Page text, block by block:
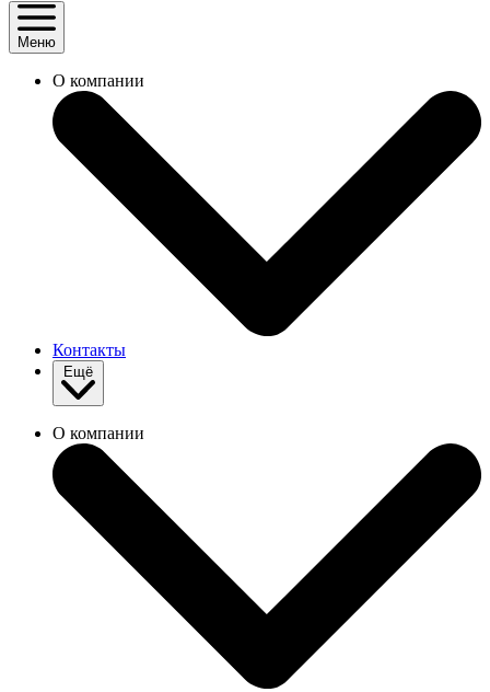
Меню
О компании
Контакты
О компании